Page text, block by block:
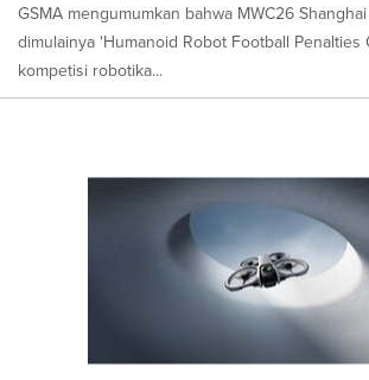
GSMA mengumumkan bahwa MWC26
dimulainya 'Humanoid Robot Football Penalties
kompetisi robotika...